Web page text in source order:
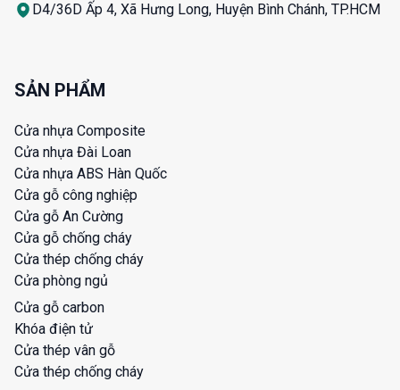
D4/36D Ấp 4, Xã Hưng Long, Huyện Bình Chánh, TP.HCM
SẢN PHẨM
Cửa nhựa Composite
Cửa nhựa Đài Loan
Cửa nhựa ABS Hàn Quốc
Cửa gỗ công nghiệp
Cửa gỗ An Cường
Cửa gỗ chống cháy
Cửa thép chống cháy
Cửa phòng ngủ
Cửa gỗ carbon
Khóa điện tử
Cửa thép vân gỗ
Cửa thép chống cháy